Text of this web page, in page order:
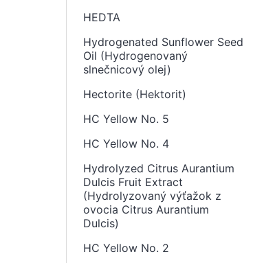
HEDTA
Hydrogenated Sunflower Seed
Oil (Hydrogenovaný
slnečnicový olej)
Hectorite (Hektorit)
HC Yellow No. 5
HC Yellow No. 4
Hydrolyzed Citrus Aurantium
Dulcis Fruit Extract
(Hydrolyzovaný výťažok z
ovocia Citrus Aurantium
Dulcis)
HC Yellow No. 2